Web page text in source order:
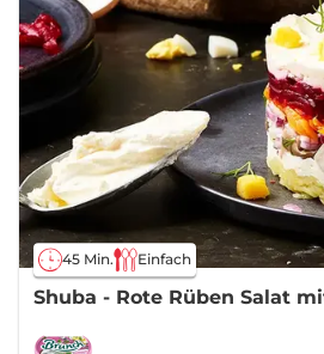
45 Min. Einfach
Shuba - Rote Rüben Salat